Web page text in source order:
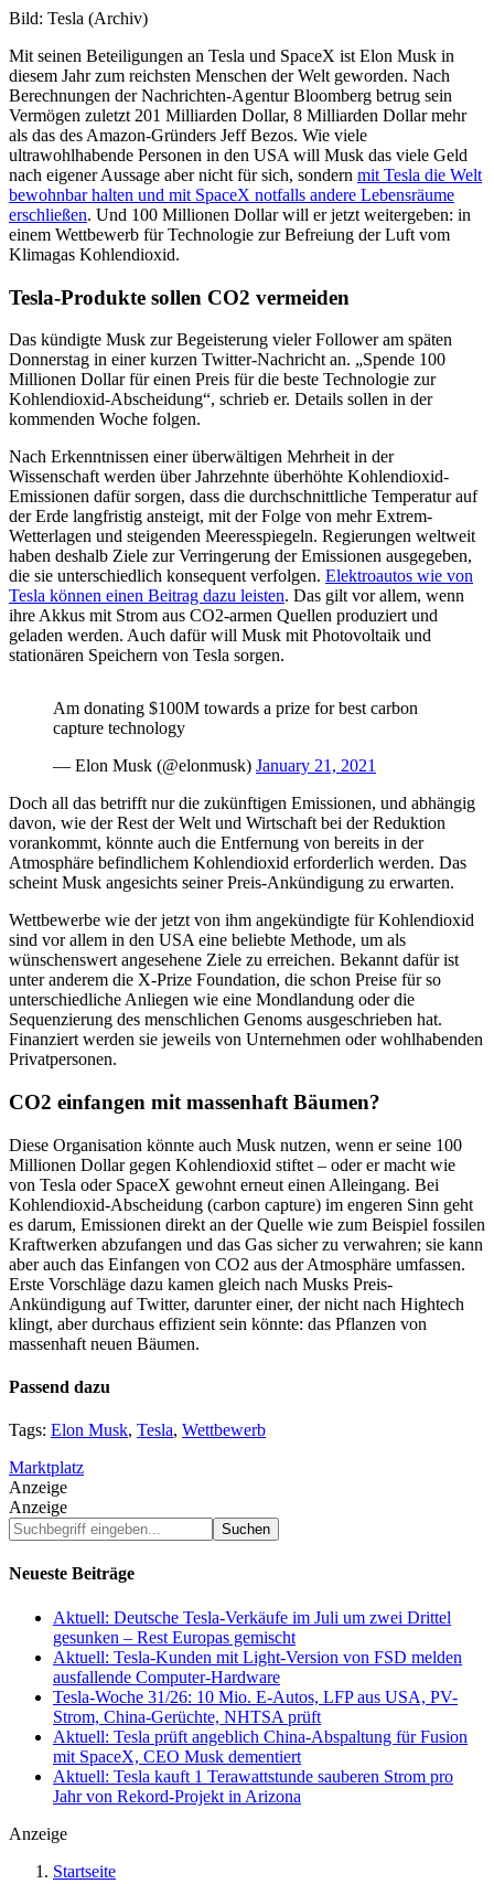
Bild: Tesla (Archiv)
Mit seinen Beteiligungen an Tesla und SpaceX ist Elon Musk in
diesem Jahr zum reichsten Menschen der Welt geworden. Nach
Berechnungen der Nachrichten-Agentur Bloomberg betrug sein
Vermögen zuletzt 201 Milliarden Dollar, 8 Milliarden Dollar mehr
als das des Amazon-Gründers Jeff Bezos. Wie viele
ultrawohlhabende Personen in den USA will Musk das viele Geld
nach eigener Aussage aber nicht für sich, sondern mit Tesla die Welt
bewohnbar halten und mit SpaceX notfalls andere Lebensräume
erschließen. Und 100 Millionen Dollar will er jetzt weitergeben: in
einem Wettbewerb für Technologie zur Befreiung der Luft vom
Klimagas Kohlendioxid.
Tesla-Produkte sollen CO2 vermeiden
Das kündigte Musk zur Begeisterung vieler Follower am späten
Donnerstag in einer kurzen Twitter-Nachricht an. „Spende 100
Millionen Dollar für einen Preis für die beste Technologie zur
Kohlendioxid-Abscheidung“, schrieb er. Details sollen in der
kommenden Woche folgen.
Nach Erkenntnissen einer überwältigen Mehrheit in der
Wissenschaft werden über Jahrzehnte überhöhte Kohlendioxid-
Emissionen dafür sorgen, dass die durchschnittliche Temperatur auf
der Erde langfristig ansteigt, mit der Folge von mehr Extrem-
Wetterlagen und steigenden Meeresspiegeln. Regierungen weltweit
haben deshalb Ziele zur Verringerung der Emissionen ausgegeben,
die sie unterschiedlich konsequent verfolgen. Elektroautos wie von
Tesla können einen Beitrag dazu leisten. Das gilt vor allem, wenn
ihre Akkus mit Strom aus CO2-armen Quellen produziert und
geladen werden. Auch dafür will Musk mit Photovoltaik und
stationären Speichern von Tesla sorgen.
Am donating $100M towards a prize for best carbon
capture technology
— Elon Musk (@elonmusk) January 21, 2021
Doch all das betrifft nur die zukünftigen Emissionen, und abhängig
davon, wie der Rest der Welt und Wirtschaft bei der Reduktion
vorankommt, könnte auch die Entfernung von bereits in der
Atmosphäre befindlichem Kohlendioxid erforderlich werden. Das
scheint Musk angesichts seiner Preis-Ankündigung zu erwarten.
Wettbewerbe wie der jetzt von ihm angekündigte für Kohlendioxid
sind vor allem in den USA eine beliebte Methode, um als
wünschenswert angesehene Ziele zu erreichen. Bekannt dafür ist
unter anderem die X-Prize Foundation, die schon Preise für so
unterschiedliche Anliegen wie eine Mondlandung oder die
Sequenzierung des menschlichen Genoms ausgeschrieben hat.
Finanziert werden sie jeweils von Unternehmen oder wohlhabenden
Privatpersonen.
CO2 einfangen mit massenhaft Bäumen?
Diese Organisation könnte auch Musk nutzen, wenn er seine 100
Millionen Dollar gegen Kohlendioxid stiftet – oder er macht wie
von Tesla oder SpaceX gewohnt erneut einen Alleingang. Bei
Kohlendioxid-Abscheidung (carbon capture) im engeren Sinn geht
es darum, Emissionen direkt an der Quelle wie zum Beispiel fossilen
Kraftwerken abzufangen und das Gas sicher zu verwahren; sie kann
aber auch das Einfangen von CO2 aus der Atmosphäre umfassen.
Erste Vorschläge dazu kamen gleich nach Musks Preis-
Ankündigung auf Twitter, darunter einer, der nicht nach Hightech
klingt, aber durchaus effizient sein könnte: das Pflanzen von
massenhaft neuen Bäumen.
Passend dazu
Tags: Elon Musk, Tesla, Wettbewerb
Marktplatz
Anzeige
Anzeige
Suchbegriff
eingeben...
Neueste Beiträge
Aktuell: Deutsche Tesla-Verkäufe im Juli um zwei Drittel
gesunken – Rest Europas gemischt
Aktuell: Tesla-Kunden mit Light-Version von FSD melden
ausfallende Computer-Hardware
Tesla-Woche 31/26: 10 Mio. E-Autos, LFP aus USA, PV-
Strom, China-Gerüchte, NHTSA prüft
Aktuell: Tesla prüft angeblich China-Abspaltung für Fusion
mit SpaceX, CEO Musk dementiert
Aktuell: Tesla kauft 1 Terawattstunde sauberen Strom pro
Jahr von Rekord-Projekt in Arizona
Anzeige
Startseite